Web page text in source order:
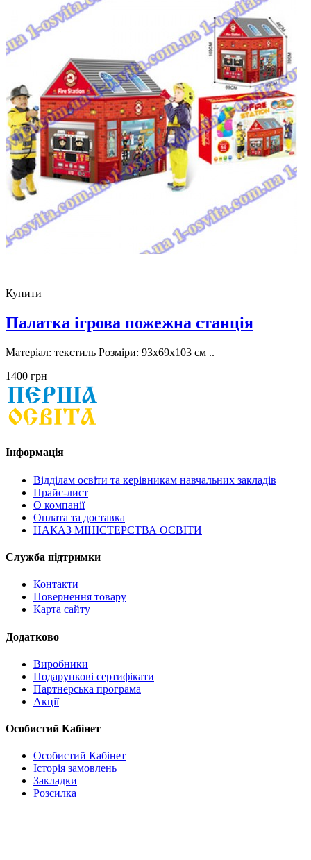
Купити
Палатка ігрова пожежна станція
Матеріал: текстиль Розміри: 93х69х103 см ..
1400 грн
Інформація
Відділам освіти та керівникам навчальних закладів
Прайс-лист
О компанії
Оплата та доставка
НАКАЗ МІНІСТЕРСТВА ОСВІТИ
Служба підтримки
Контакти
Повернення товару
Карта сайту
Додатково
Виробники
Подарункові сертифікати
Партнерська програма
Акції
Особистий Кабінет
Особистий Кабінет
Історія замовлень
Закладки
Розсилка